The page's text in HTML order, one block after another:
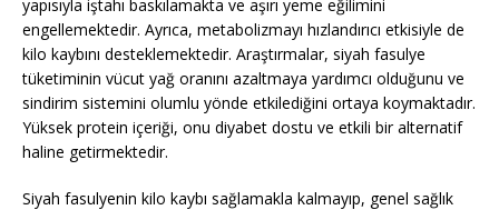
yapısıyla iştahı baskılamakta ve aşırı yeme eğilimini
engellemektedir. Ayrıca, metabolizmayı hızlandırıcı etkisiyle de
kilo kaybını desteklemektedir. Araştırmalar, siyah fasulye
tüketiminin vücut yağ oranını azaltmaya yardımcı olduğunu ve
sindirim sistemini olumlu yönde etkilediğini ortaya koymaktadır.
Yüksek protein içeriği, onu diyabet dostu ve etkili bir alternatif
haline getirmektedir.
Siyah fasulyenin kilo kaybı sağlamakla kalmayıp, genel sağlık